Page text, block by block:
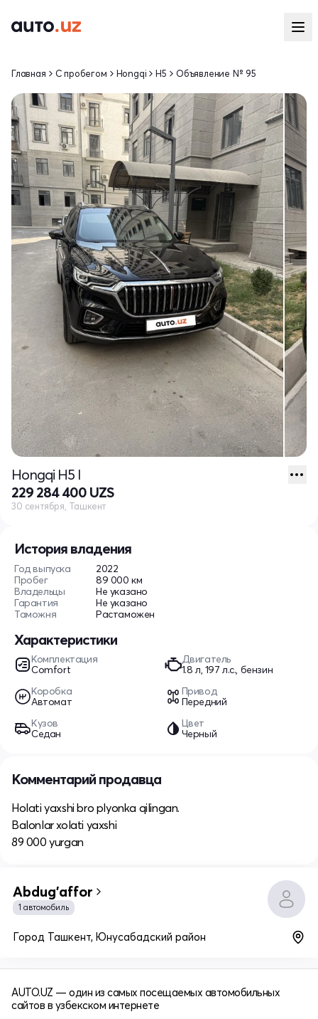
История владения
Год выпуска
2022
Пробег
89 000 км
Владельцы
Не указано
Гарантия
Не указано
Таможня
Растаможен
Характеристики
Комплектация
Comfort
Двигатель
1.8 л, 197 л.с., бензин
Коробка
Автомат
Привод
Передний
Кузов
Седан
Цвет
Черный
Главная С пробегом Hongqi H5 Объявление № 95
Hongqi H5 I
229 284 400 UZS
30 сентября, Ташкент
Комментарий продавца
Holati yaxshi bro plyonka qilingan.
Balonlar xolati yaxshi
89 000 yurgan
Abdug'affor
1 автомобиль
Город Ташкент, Юнусабадский район
AUTO.UZ — один из самых посещаемых автомобильных
сайтов в узбекском интернете